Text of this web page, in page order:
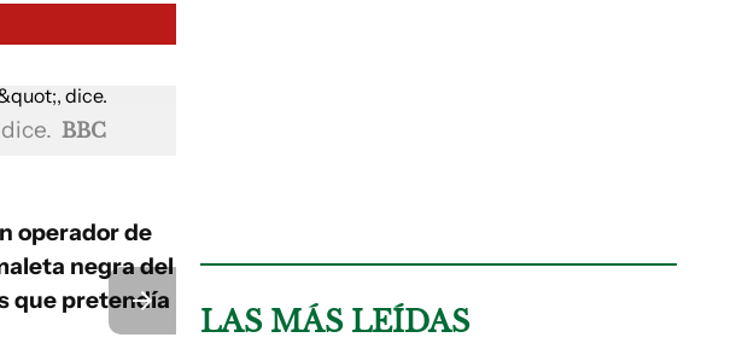
BBC
operador de
negra del
que pretendía
LAS MÁS LEÍDAS